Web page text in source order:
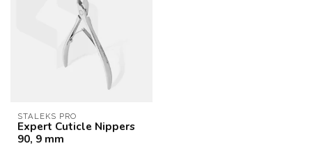
STALEKS PRO
Expert Cuticle Nippers
90, 9 mm